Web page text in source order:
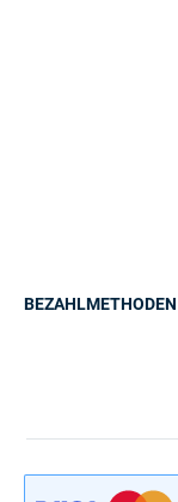
BEZAHLMETHODEN